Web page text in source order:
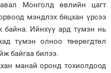
Монголд өвлийн цагт
мэндлэх бяцхан үрсээ
байна. Ийнхүү ард түмэн нь
түмэн олноо төөрөгдтөл
байгаа билээ.
манай оронд тохиолдоод